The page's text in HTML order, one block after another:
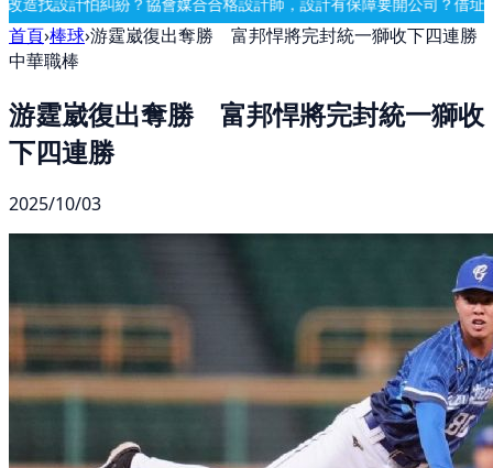
首頁›棒球›游霆崴復出奪勝 富邦悍將完封統一獅收下四連勝
中華職棒
游霆崴復出奪勝 富邦悍將完封統一獅收
下四連勝
2025/10/03